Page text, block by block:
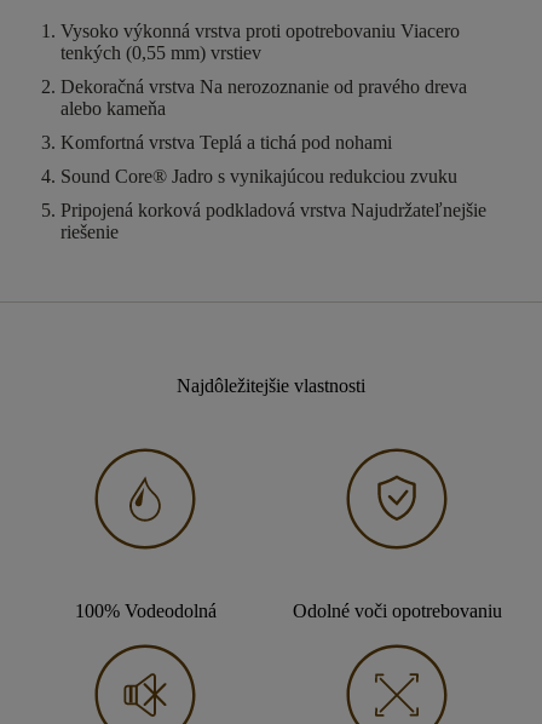
Vysoko výkonná vrstva proti opotrebovaniu Viacero
tenkých (0,55 mm) vrstiev
Dekoračná vrstva Na nerozoznanie od pravého dreva
alebo kameňa
Komfortná vrstva Teplá a tichá pod nohami
Sound Core® Jadro s vynikajúcou redukciou zvuku
Pripojená korková podkladová vrstva Najudržateľnejšie
riešenie
Najdôležitejšie vlastnosti
100% Vodeodolná Odolné voči opotrebovaniu